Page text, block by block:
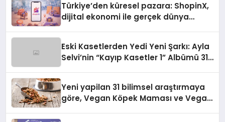
Türkiye’den küresel pazara: ShopinX,
dijital ekonomi ile gerçek dünya
Eski Kasetlerden Yedi Yeni Şarkı: Ayla
Selvi’nin “Kayıp Kasetler 1” Albümü 31
Yeni yapilan 31 bilimsel araştırmaya
göre, Vegan Köpek Maması ve Vegan